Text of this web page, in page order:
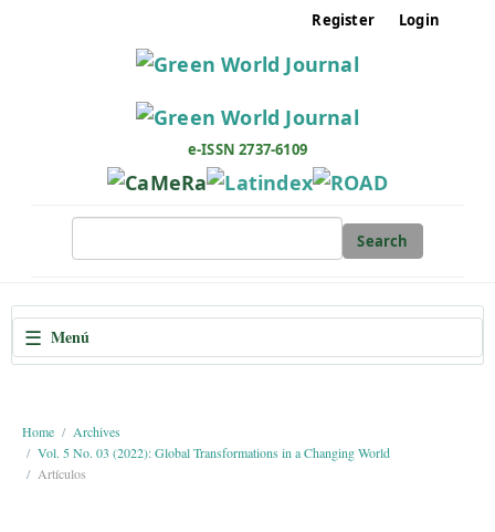
i
o
n
a
i
n
Register Login
e-ISSN 2737-6109
Search
☰ Menú
Home
Archives
Vol. 5 No. 03 (2022): Global Transformations in a Changing World
Artículos